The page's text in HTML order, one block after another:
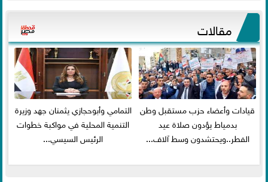
مقالات
قيادات وأعضاء حزب مستقبل وطن
بدمياط يؤدون صلاة عيد
الفطر..ويحتشدون وسط آلاف...
التمامي وأبوحجازي يثمنان جهد وزيرة
التنمية المحلية في مواكبة خطوات
الرئيس السيسي...